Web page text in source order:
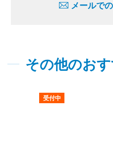
メールで
その他のお
受付中